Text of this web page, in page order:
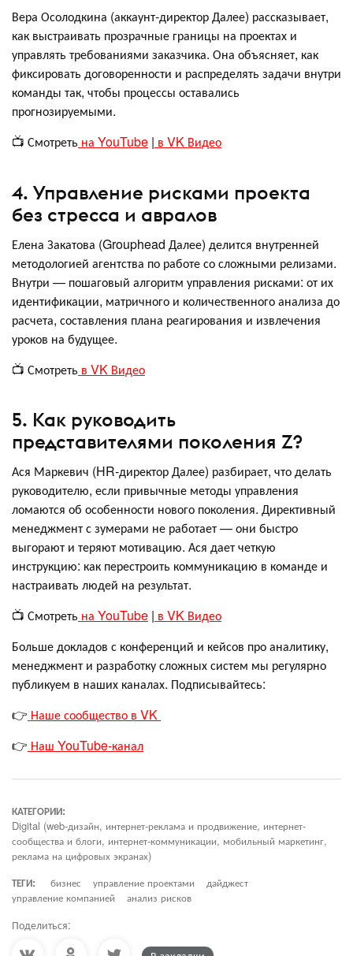
Вера Осолодкина (аккаунт-директор Далее) рассказывает,
как выстраивать прозрачные границы на проектах и
управлять требованиями заказчика. Она объясняет, как
фиксировать договоренности и распределять задачи внутри
команды так, чтобы процессы оставались
прогнозируемыми.
📺 Смотреть на YouTube | в VK Видео
4. Управление рисками проекта
без стресса и авралов
Елена Закатова (Grouphead Далее) делится внутренней
методологией агентства по работе со сложными релизами.
Внутри — пошаговый алгоритм управления рисками: от их
идентификации, матричного и количественного анализа до
расчета, составления плана реагирования и извлечения
уроков на будущее.
📺 Смотреть в VK Видео
5. Как руководить
представителями поколения Z?
Ася Маркевич (HR-директор Далее) разбирает, что делать
руководителю, если привычные методы управления
ломаются об особенности нового поколения. Директивный
менеджмент с зумерами не работает — они быстро
выгорают и теряют мотивацию. Ася дает четкую
инструкцию: как перестроить коммуникацию в команде и
настраивать людей на результат.
📺 Смотреть на YouTube | в VK Видео
Больше докладов с конференций и кейсов про аналитику,
менеджмент и разработку сложных систем мы регулярно
публикуем в наших каналах. Подписывайтесь:
👉 Наше сообщество в VK
👉 Наш YouTube-канал
КАТЕГОРИИ:
Digital (web-дизайн, интернет-реклама и продвижение, интернет-
сообщества и блоги, интернет-коммуникации, мобильный маркетинг,
реклама на цифровых экранах)
ТЕГИ:
бизнес управление проектами
дайджест
управление компанией
анализ рисков
Поделиться: